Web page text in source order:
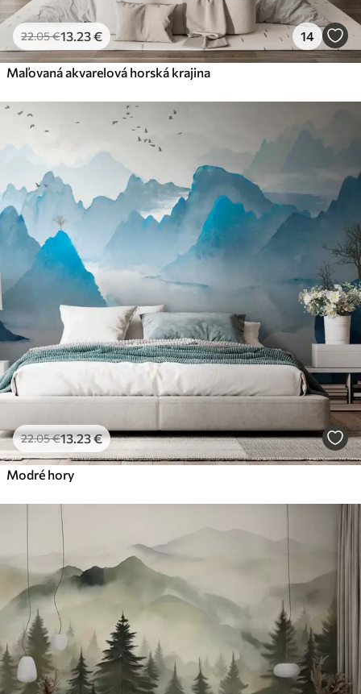
22.05€13 .23€ 14
Maľovaná akvarelová horská krajina
22.05€13.23€
Modré hory